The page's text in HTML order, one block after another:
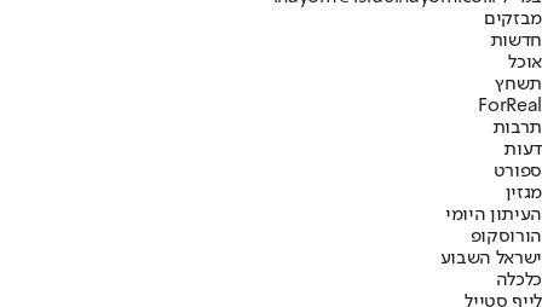
מבזקים
חדשות
אוכל
תשחץ
ForReal
תרבות
דעות
ספורט
מגזין
העיתון היומי
הורוסקופ
ישראל השבוע
כלכלה
לייף סטייל